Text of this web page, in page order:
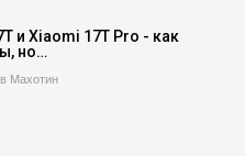
и Xiaomi 17T Pro - как
но…
Махотин